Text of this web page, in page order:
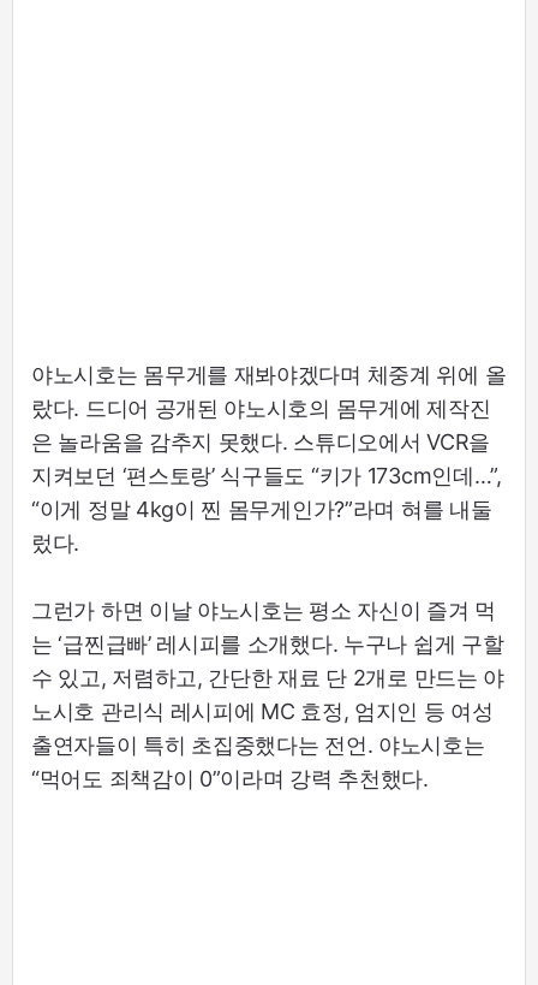
야노시호는 몸무게를 재봐야겠다며 체중계 위에 올
랐다. 드디어 공개된 야노시호의 몸무게에 제작진
은 놀라움을 감추지 못했다. 스튜디오에서 VCR을
지켜보던 ‘편스토랑’ 식구들도 “키가 173cm인데…”,
“이게 정말 4kg이 찐 몸무게인가?”라며 혀를 내둘
렀다.
그런가 하면 이날 야노시호는 평소 자신이 즐겨 먹
는 ‘급찐급빠’ 레시피를 소개했다. 누구나 쉽게 구할
수 있고, 저렴하고, 간단한 재료 단 2개로 만드는 야
노시호 관리식 레시피에 MC 효정, 엄지인 등 여성
출연자들이 특히 초집중했다는 전언. 야노시호는
“먹어도 죄책감이 0”이라며 강력 추천했다.